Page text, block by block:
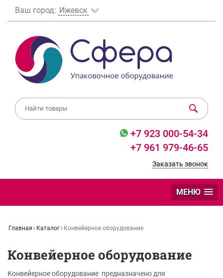
Ваш город: Ижевск
+7 923 000-54-34
+7 961 979-46-65
Заказать звонок
МЕНЮ
Главная Каталог Конвейерное оборудование
Конвейерное оборудование
Конвейерное оборудование предназначено для